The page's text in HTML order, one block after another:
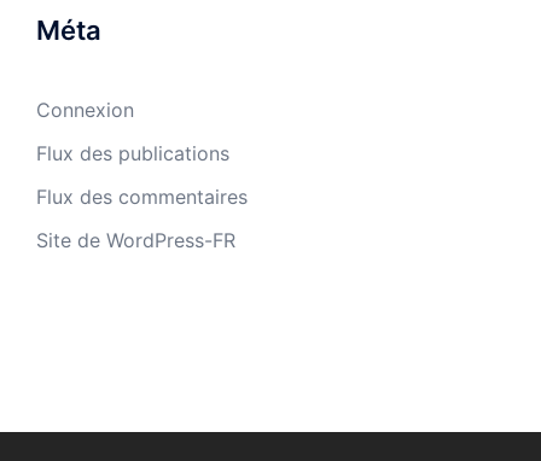
Méta
Connexion
Flux des publications
Flux des commentaires
Site de WordPress-FR